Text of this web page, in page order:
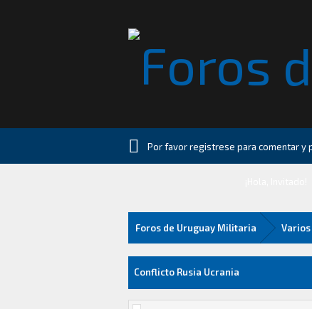
Por favor registrese para comentar y
Foros de Uruguay Militaria Varios
Conflicto Rusia Ucrania